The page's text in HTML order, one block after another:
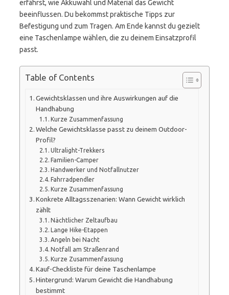
erfährst, wie Akkuwahl und Material das Gewicht
beeinflussen. Du bekommst praktische Tipps zur
Befestigung und zum Tragen. Am Ende kannst du gezielt
eine Taschenlampe wählen, die zu deinem Einsatzprofil
passt.
Table of Contents
Gewichtsklassen und ihre Auswirkungen auf die
Handhabung
Kurze Zusammenfassung
Welche Gewichtsklasse passt zu deinem Outdoor-
Profil?
Ultralight-Trekkers
Familien-Camper
Handwerker und Notfallnutzer
Fahrradpendler
Kurze Zusammenfassung
Konkrete Alltagsszenarien: Wann Gewicht wirklich
zählt
Nächtlicher Zeltaufbau
Lange Hike-Etappen
Angeln bei Nacht
Notfall am Straßenrand
Kurze Zusammenfassung
Kauf-Checkliste für deine Taschenlampe
Hintergrund: Warum Gewicht die Handhabung
bestimmt